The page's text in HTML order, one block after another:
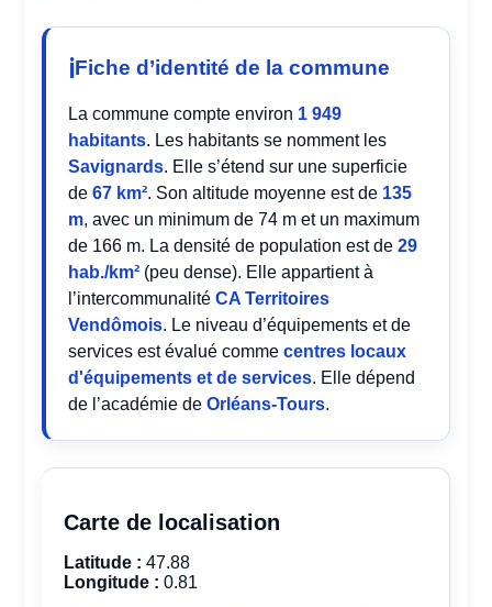
Fiche d’identité de la commune
La commune compte environ 1 949
habitants. Les habitants se nomment les
Savignards. Elle s’étend sur une superficie
de67 km². Son altitude moyenne est de 135
m, avec un minimum de 74 m et un maximum
de 166 m. La densité de population est de29
hab./km² (peu dense). Elle appartient à
l’intercommunalitéCA Territoires
Vendômois. Le niveau d’équipements et de
services est évalué commecentres locaux
d'équipements et de services. Elle dépend
de l’académie deOrléans-Tours.
Carte de localisation
Latitude : 47.88
Longitude : 0.81